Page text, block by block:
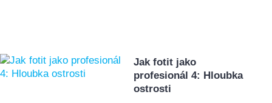
Jak fotit jako
profesionál 4: Hloubka
ostrosti